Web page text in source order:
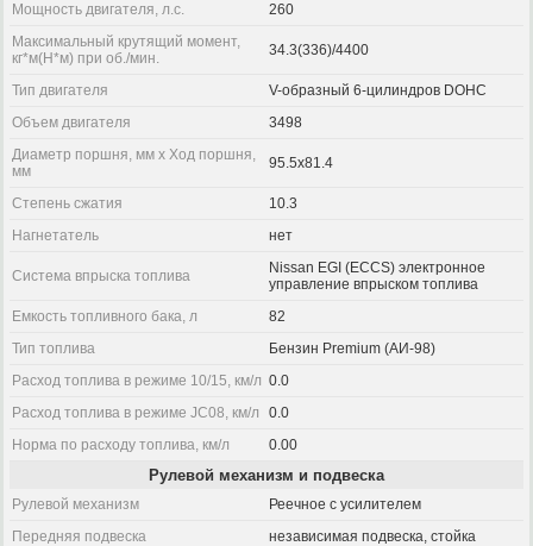
Мощность двигателя, л.с.
260
Максимальный крутящий момент,
кг*м(Н*м) при об./мин.
34.3(336)/4400
Тип двигателя
V-образный 6-цилиндров DOHC
Объем двигателя
3498
Диаметр поршня, мм x Ход поршня,
мм
95.5x81.4
Степень сжатия
10.3
Нагнетатель
нет
Система впрыска топлива
Nissan EGI (ECCS) электронное
управление впрыском топлива
Емкость топливного бака, л
82
Тип топлива
Бензин Premium (АИ-98)
Расход топлива в режиме 10/15, км/л 0.0
Расход топлива в режиме JC08, км/л
0.0
Норма по расходу топлива, км/л
0.00
Рулевой механизм и подвеска
Рулевой механизм
Реечное с усилителем
Передняя подвеска
независимая подвеска, стойка